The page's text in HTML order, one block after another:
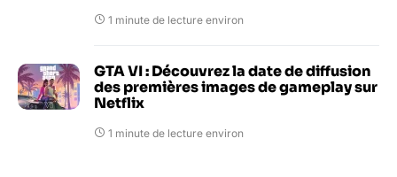
1 minute de lecture environ
GTA VI : Découvrez la date de diffusion
des premières images de gameplay sur
Netflix
1 minute de lecture environ